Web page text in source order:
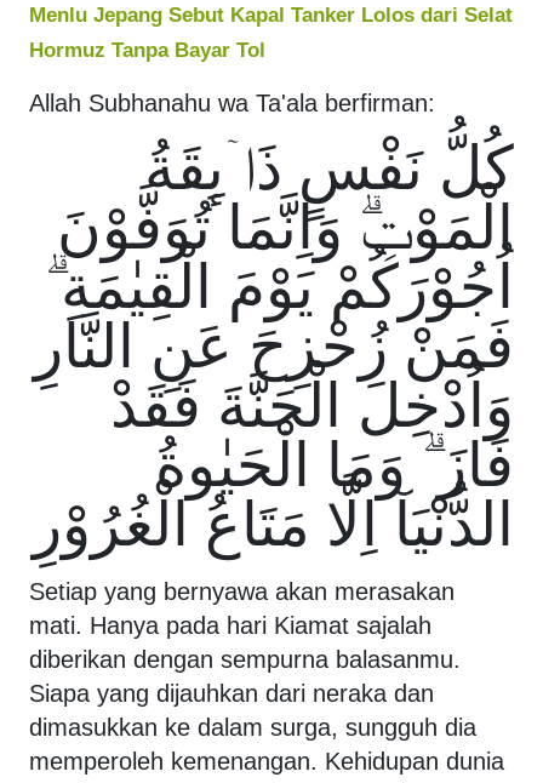
Menlu Jepang Sebut Kapal Tanker Lolos dari Selat
Hormuz Tanpa Bayar Tol
Allah Subhanahu wa Ta'ala berfirman:
كُلُّ نَفْسٍ ذَاۤىِٕقَةُ
الْمَوْتِۗ وَاِنَّمَا تُوَفَّوْنَ
اُجُوْرَكُمْ يَوْمَ الْقِيٰمَةِ ۗ
فَمَنْ زُحْزِحَ عَنِ النَّارِ
وَاُدْخِلَ الْجَنَّةَ فَقَدْ
فَازَ ۗ وَمَا الْحَيٰوةُ
الدُّنْيَآ اِلَّا مَتَاعُ الْغُرُوْرِ
Setiap yang bernyawa akan merasakan
mati. Hanya pada hari Kiamat sajalah
diberikan dengan sempurna balasanmu.
Siapa yang dijauhkan dari neraka dan
dimasukkan ke dalam surga, sungguh dia
memperoleh kemenangan. Kehidupan dunia